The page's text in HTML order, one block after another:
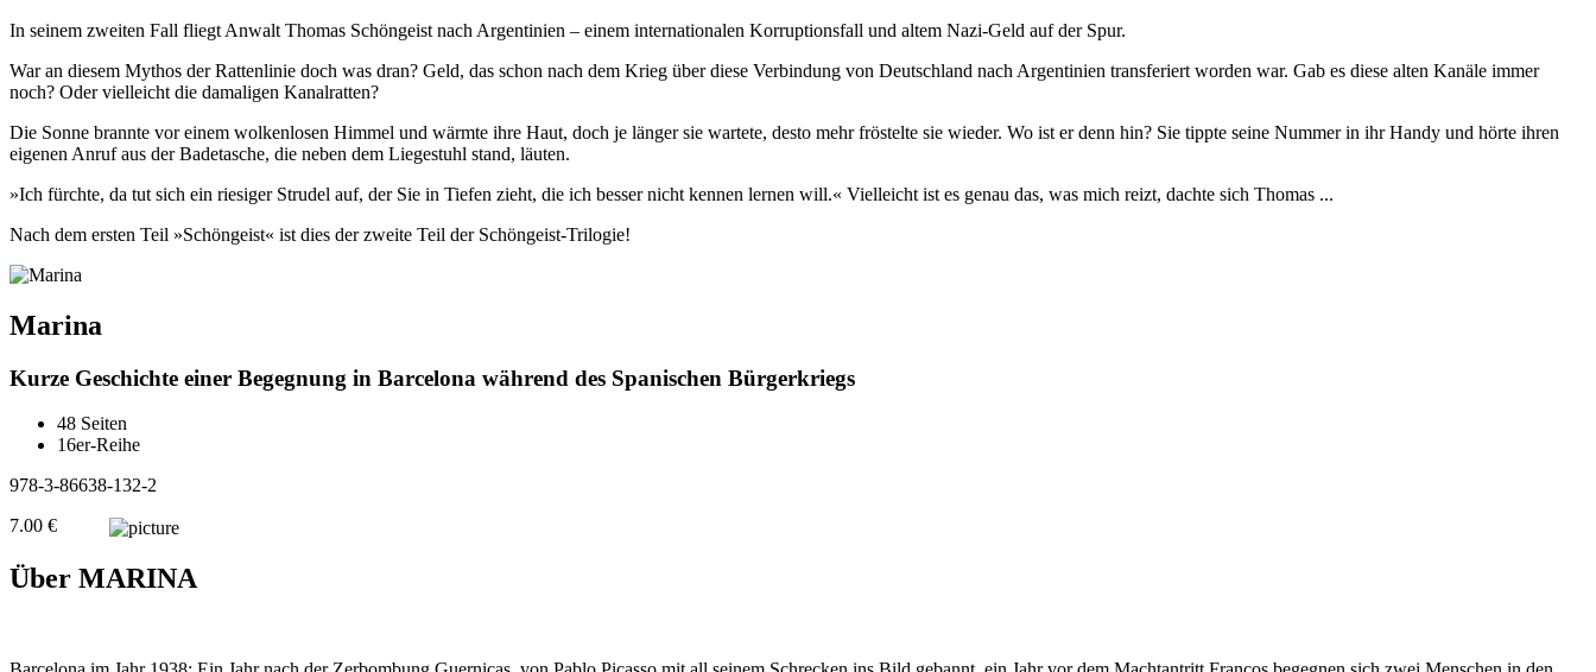
In seinem zweiten Fall fliegt Anwalt Thomas Schöngeist nach Argentinien – einem internationalen Korruptionsfall und altem Nazi-Geld auf der Spur.
War an diesem Mythos der Rattenlinie doch was dran? Geld, das schon nach dem Krieg über diese Verbindung von Deutschland nach Argentinien transferiert worden war. Gab es diese alten Kanäle immer
noch? Oder vielleicht die damaligen Kanalratten?
Die Sonne brannte vor einem wolkenlosen Himmel und wärmte ihre Haut, doch je länger sie wartete, desto mehr fröstelte sie wieder. Wo ist er denn hin? Sie tippte seine Nummer in ihr Handy und hörte ihren
eigenen Anruf aus der Badetasche, die neben dem Liegestuhl stand, läuten.
»Ich fürchte, da tut sich ein riesiger Strudel auf, der Sie in Tiefen zieht, die ich besser nicht kennen lernen will.« Vielleicht ist es genau das, was mich reizt, dachte sich Thomas ...
Nach dem ersten Teil »Schöngeist« ist dies der zweite Teil der Schöngeist-Trilogie!
Marina
Kurze Geschichte einer Begegnung in Barcelona während des Spanischen Bürgerkriegs
48 Seiten
16er-Reihe
978-3-86638-132-2
7.00 €
Über MARINA